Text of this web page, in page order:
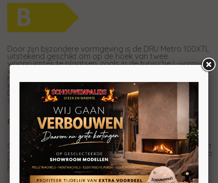
Door zijn bijzondere vormgeving is de DRU Metro 100XTL
uitstekend geschikt om op de hoek van twee
woonruimtes te plaatsen, zoals in de typische L-vormige
woonruimtes.
Hierdoor is het mogelijk zowel in de zithoek als in de
eetkamer te genieten van de haard.
Door de nieuwste (EcoWave) technieken toe te passen
geeft deze haard een superieur vlambeeld.
Ontspiegeld glas
Ook heeft deze gashaard als optie ontspiegeld glas, met
deze optie is het net alsof er geen glas in uw haard zit, zo
lijkt het net alsof u een openhaard in uw woonkamer
heeft.